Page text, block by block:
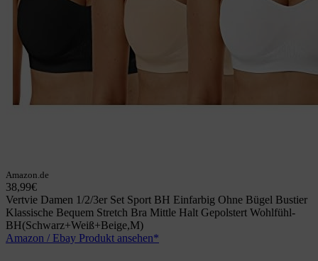
Amazon.de
38,99€
Vertvie Damen 1/2/3er Set Sport BH Einfarbig Ohne Bügel Bustier
Klassische Bequem Stretch Bra Mittle Halt Gepolstert Wohlfühl-
BH(Schwarz+Weiß+Beige,M)
Amazon / Ebay Produkt ansehen*